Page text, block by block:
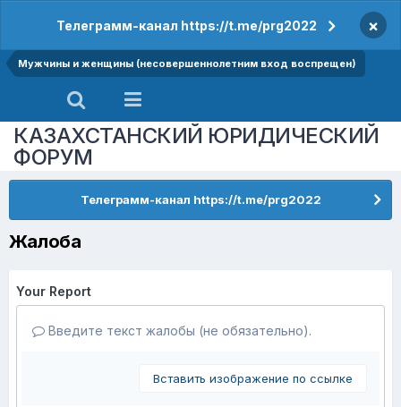
Телеграмм-канал https://t.me/prg2022 ×
Мужчины и женщины (несовершеннолетним вход воспрещен)
КАЗАХСТАНСКИЙ ЮРИДИЧЕСКИЙ
ФОРУМ
Телеграмм-канал https://t.me/prg2022
Жалоба
Your Report
Введите текст жалобы (не обязательно).
Вставить изображение по ссылке